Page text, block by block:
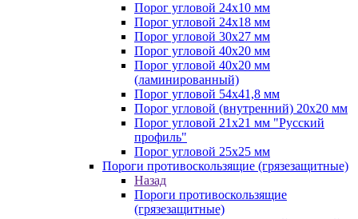
Порог угловой 24х10 мм
Порог угловой 24х18 мм
Порог угловой 30х27 мм
Порог угловой 40х20 мм
Порог угловой 40х20 мм
(ламинированный)
Порог угловой 54х41,8 мм
Порог угловой (внутренний) 20х20 мм
Порог угловой 21х21 мм "Русский
профиль"
Порог угловой 25х25 мм
Пороги противоскользящие (грязезащитные)
Назад
Пороги противоскользящие
(грязезащитные)